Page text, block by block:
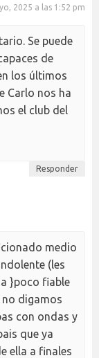
2025 a las 1:52 pm
Se puede
de
los últimos
Carlo nos ha
el club del
Responder
medio
(les
}poco fiable
no digamos
con ondas y
que ya
ella a finales